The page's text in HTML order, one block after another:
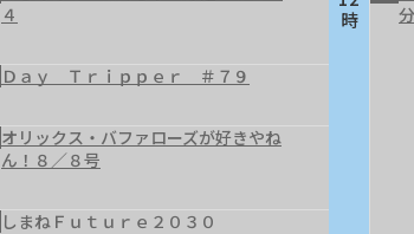
４
Ｄａｙ Ｔｒｉｐｐｅｒ ＃７９
オリックス・バファローズが好きやね
ん！８／８号
しまねＦｕｔｕｒｅ２０３０
時
分